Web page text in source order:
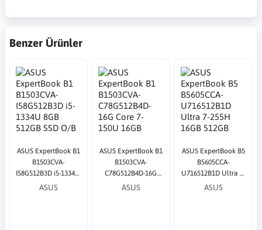
Benzer Ürünler
ASUS ExpertBook B1
B1503CVA-
I58G512B3D i5-1334U
8GB 512GB SSD O/B
ASUS
ASUS ExpertBook B1
B1503CVA-
C78G512B4D-16G
Core 7-150U 16GB
ASUS
ASUS ExpertBook B5
B5605CCA-
U716512B1D Ultra 7-
255H 16GB 512GB
ASUS